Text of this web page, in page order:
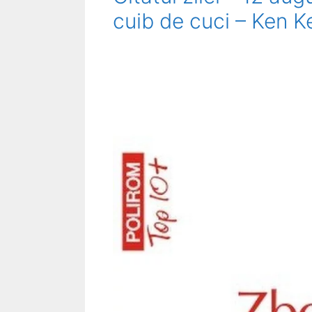
cuib de cuci – Ken